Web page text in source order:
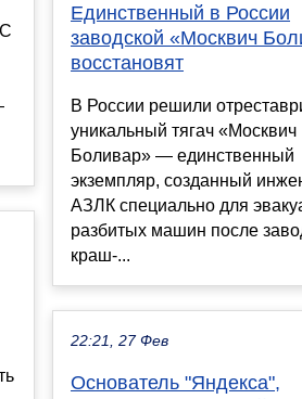
Единственный в России
заводской «Москвич
восстановят
В России решили
уникальный тягач «Москвич
Боливар» — единственный
экземпляр, созданный
АЗЛК специально для
разбитых машин после
краш-...
22:21, 27 Фев
Основатель "Яндекса",